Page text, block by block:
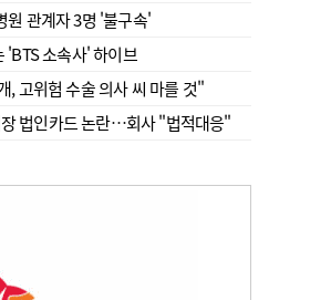
원 관계자 3명 '불구속'
'BTS 소속사' 하이브
, 고위험 수술 의사 씨 마를 것"
법인카드 논란…회사 "법적대응"